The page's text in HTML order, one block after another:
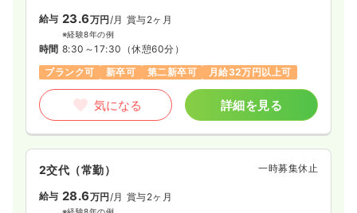
給与 23.6万円 /月 賞与2ヶ月
※経験8年の例
時間 8:30～17:30 （休憩60分）
ブランク可
新卒可 第二新卒可 月給32万円以上可
気になる 詳細を見る
2交代（常勤） 一時募集休止
給与 28.6万円/月 賞与2ヶ月